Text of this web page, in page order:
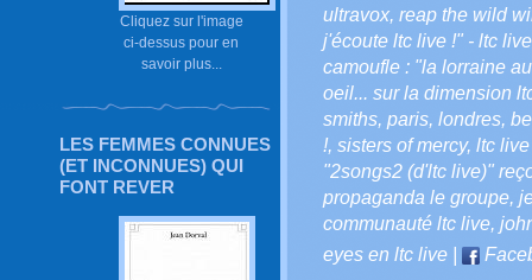
Cliquez sur l'image
ci-dessus pour en
savoir plus...
LES FEMMES CONNUES
(ET INCONNUES) QUI
FONT REVER
ultravox, reap the wild
j'écoute ltc live !" - ltc
camoufle : "la lorraine
oeil... sur la dimension
smiths, paris, londres,
!, sisters of mercy, ltc
"2songs2 (d'ltc live)"
propaganda le groupe,
communauté ltc live,
eyes en ltc live